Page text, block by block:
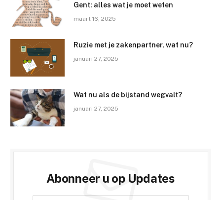
Gent: alles wat je moet weten
maart 16, 2025
Ruzie met je zakenpartner, wat nu?
januari 27, 2025
Wat nu als de bijstand wegvalt?
januari 27, 2025
Abonneer u op Updates